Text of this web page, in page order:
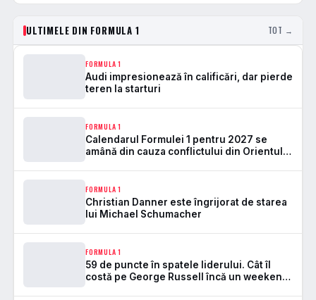
ULTIMELE DIN FORMULA 1 TOT →
FORMULA 1
Audi impresionează în calificări, dar pierde
teren la starturi
FORMULA 1
Calendarul Formulei 1 pentru 2027 se
amână din cauza conflictului din Orientul
FORMULA 1
Christian Danner este îngrijorat de starea
lui Michael Schumacher
FORMULA 1
59 de puncte în spatele liderului. Cât îl
costă pe George Russell încă un weekend